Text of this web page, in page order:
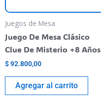
Juegos de Mesa
Juego De Mesa Clásico
Clue De Misterio +8 Años
$92.800,00
Agregar al carrito